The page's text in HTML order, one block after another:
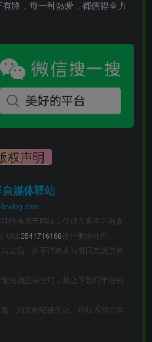
有路，每一种热爱，都值得全力
权声明
媒体驿站
能来源于网络，仅供大家学习与参
QQ:3541716168进行删除处理。
立场，并不代表本站赞同其观点和
长期正常使用，禁止下载用于任何
，如发现链接失效，请联系我们我